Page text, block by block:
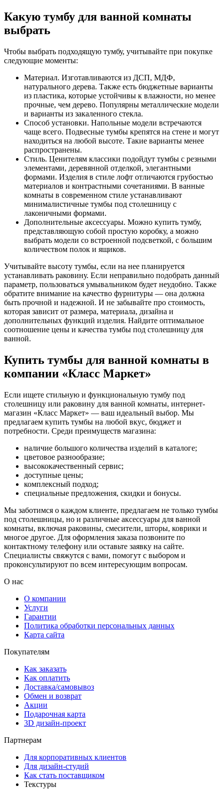
Какую тумбу для ванной комнаты
выбрать
Чтобы выбрать подходящую тумбу, учитывайте при покупке
следующие моменты:
Материал. Изготавливаются из ДСП, МДФ,
натурального дерева. Также есть бюджетные варианты
из пластика, которые устойчивы к влажности, но менее
прочные, чем дерево. Популярны металлические модели
и варианты из закаленного стекла.
Способ установки. Напольные модели встречаются
чаще всего. Подвесные тумбы крепятся на стене и могут
находиться на любой высоте. Такие варианты менее
распространены.
Стиль. Ценителям классики подойдут тумбы с резными
элементами, деревянной отделкой, элегантными
формами. Изделия в стиле лофт отличаются грубостью
материалов и контрастными сочетаниями. В ванные
комнаты в современном стиле устанавливают
минималистичные тумбы под столешницу с
лаконичными формами.
Дополнительные аксессуары. Можно купить тумбу,
представляющую собой простую коробку, а можно
выбрать модели со встроенной подсветкой, с большим
количеством полок и ящиков.
Учитывайте высоту тумбы, если на нее планируется
устанавливать раковину. Если неправильно подобрать данный
параметр, пользоваться умывальником будет неудобно. Также
обратите внимание на качество фурнитуры — она должна
быть прочной и надежной. И не забывайте про стоимость,
которая зависит от размера, материала, дизайна и
дополнительных функций изделия. Найдите оптимальное
соотношение цены и качества тумбы под столешницу для
ванной.
Купить тумбы для ванной комнаты в
компании «Класс Маркет»
Если ищете стильную и функциональную тумбу под
столешницу или раковину для ванной комнаты, интернет-
магазин «Класс Маркет» — ваш идеальный выбор. Мы
предлагаем купить тумбы на любой вкус, бюджет и
потребности. Среди преимуществ магазина:
наличие большого количества изделий в каталоге;
цветовое разнообразие;
высококачественный сервис;
доступные цены;
комплексный подход;
специальные предложения, скидки и бонусы.
Мы заботимся о каждом клиенте, предлагаем не только тумбы
под столешницы, но и различные аксессуары для ванной
комнаты, включая раковины, смесители, шторы, коврики и
многое другое. Для оформления заказа позвоните по
контактному телефону или оставьте заявку на сайте.
Специалисты свяжутся с вами, помогут с выбором и
проконсультируют по всем интересующим вопросам.
О нас
О компании
Услуги
Гарантии
Политика обработки персональных данных
Карта сайта
Покупателям
Как заказать
Как оплатить
Доставка/самовывоз
Обмен и возврат
Акции
Подарочная карта
3D дизайн-проект
Партнерам
Для корпоративных клиентов
Для дизайн-студий
Как стать поставщиком
Текстуры